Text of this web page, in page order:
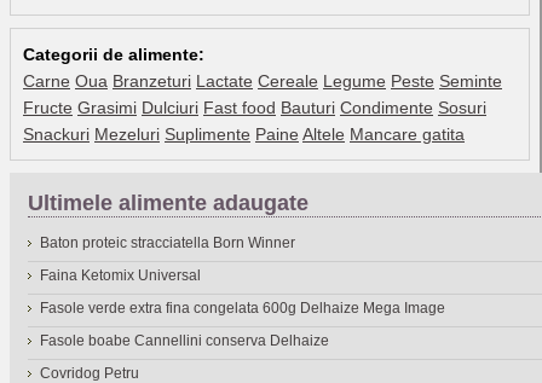
Categorii de alimente:
Carne Oua Branzeturi Lactate Cereale Legume Peste Seminte
Fructe Grasimi Dulciuri Fast food Bauturi Condimente Sosuri
Snackuri Mezeluri Suplimente Paine Altele Mancare gatita
Ultimele alimente adaugate
Baton proteic stracciatella Born Winner
Faina Ketomix Universal
Fasole verde extra fina congelata 600g Delhaize Mega Image
Fasole boabe Cannellini conserva Delhaize
Covridog Petru